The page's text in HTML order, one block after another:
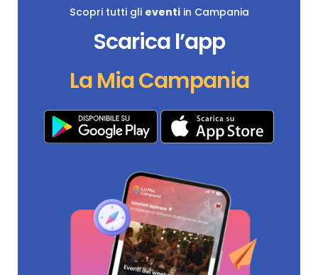
Scopri tutti gli eventiin Campania
Scarica l’app
La Mia Campania